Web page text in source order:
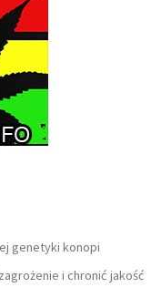
genetyki konopi
i chronić jakość